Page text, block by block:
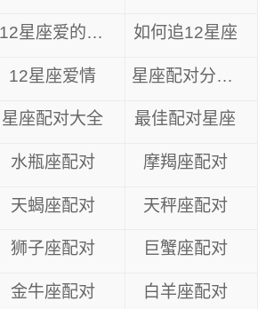
12星座爱的异性 如何追12星座
12星座爱情 星座配对分数表
星座配对大全 最佳配对星座
水瓶座配对 摩羯座配对
天蝎座配对 天秤座配对
狮子座配对 巨蟹座配对
金牛座配对 白羊座配对